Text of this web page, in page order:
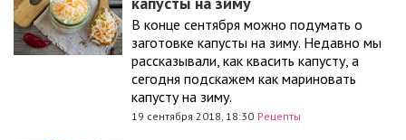
В конце сентября можно подумать о
заготовке капусты на зиму. Недавно мы
рассказывали, как квасить капусту, а
сегодня подскажем как мариновать
капусту на зиму.
19 сентября 2018, 18:30 Рецепты